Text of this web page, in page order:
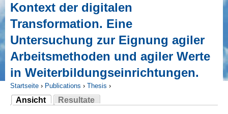
Kontext der digitalen
Transformation. Eine
Untersuchung zur Eignung agiler
Arbeitsmethoden und agiler Werte
in Weiterbildungseinrichtungen.
Sie sind hier
Startseite › Publications › Thesis ›
Ansicht
(aktiver Reiter)
Resultate